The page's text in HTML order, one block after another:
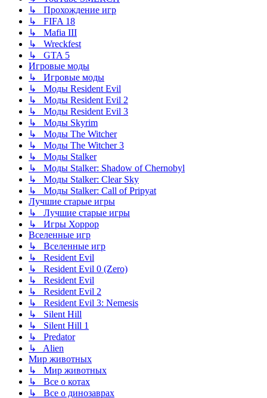
↳ Прохождение игр
↳ FIFA 18
↳ Mafia III
↳ Wreckfest
↳ GTA 5
Игровые моды
↳ Игровые моды
↳ Моды Resident Evil
↳ Моды Resident Evil 2
↳ Моды Resident Evil 3
↳ Моды Skyrim
↳ Моды The Witcher
↳ Моды The Witcher 3
↳ Моды Stalker
↳ Моды Stalker: Shadow of Chernobyl
↳ Моды Stalker: Clear Sky
↳ Моды Stalker: Call of Pripyat
Лучшие старые игры
↳ Лучшие старые игры
↳ Игры Хоррор
Вселенные игр
↳ Вселенные игр
↳ Resident Evil
↳ Resident Evil 0 (Zero)
↳ Resident Evil
↳ Resident Evil 2
↳ Resident Evil 3: Nemesis
↳ Silent Hill
↳ Silent Hill 1
↳ Predator
↳ Alien
Мир животных
↳ Мир животных
↳ Все о котах
↳ Все о динозаврах